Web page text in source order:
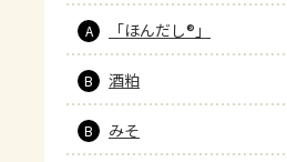
A 「ほんだし®」
B 酒粕
B みそ